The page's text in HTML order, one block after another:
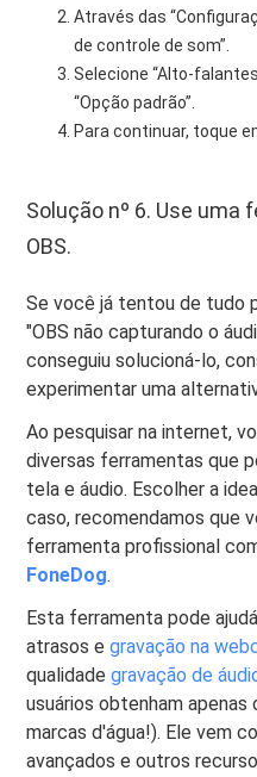
Através das
de controle de som”.
Selecione “Alto-
“Opção padrão”.
Para continuar, toque
Solução nº 6. Use
OBS.
Se você já tentou de tudo
"OBS não capturando o
conseguiu solucioná-lo,
experimentar uma
Ao pesquisar na internet,
diversas ferramentas que
tela e áudio. Escolher a
caso, recomendamos que
ferramenta profissional
FoneDog.
Esta ferramenta pode
atrasos egravação na
qualidadegravação de
usuários obtenham
marcas d'água!). Ele vem
avançados e outros